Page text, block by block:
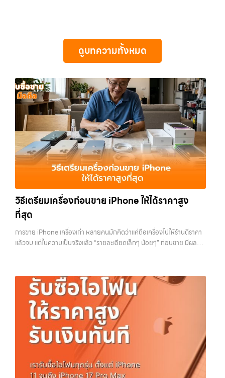
จ่ายเงินทันทีเมื่อตกลงซื้อขายสำเร็จ บริการของเราครอบคลุมทั้ง iPhone
สายใหม่-เก่า, Samsung ทุกรุ่น, iPad และแท็บเล็ตทุกแบรนด์ เรารับถึงแม้
จะอยู่ในสภาพใช้งานแล้ว ตกแต่งแล้ว หรือมีรอยบ้าง เพราะมูลค่าของเครื่อง
ไม่ได้ขึ้นอยู่แค่ยี่ห้อ แต่ขึ้นอยู่กับสภาพจริง ความครบชุด และความสะดวกใน
การขายของคุณ เราจึงตั้งใจให้บริการในเขต ลาดพร้าว, รัชดา, บางรัก,
แจ้งวัฒนะ, บางแค, วัชรพล, รามอินทรา, บางนา, บางพลี, เกษตรนวมินทร์,
เสนานิคม, วังหิน อย่างเต็มที่ ไม่ว่าคุณจะค้นหาคำว่า “รับซื้อมือถือใกล้ฉัน”,
“รับซื้อโทรศัพท์มือสองกรุงเทพ”, “ขาย iPad ได้ราคา”, “รับซื้อแท็บเล็ต
กรุงเทพถึงที่”, หรือ “รับซื้อ Samsung มือสอง ราคาสูง” — ที่นี่คือคำตอบ
เพราะบริการของเรามุ่งตรงให้คุณได้รับราคาและความสะดวกสบายที่เหนือ
กว่า เลือกเราแล้วคุณจะได้บริการที่คุณไว้วางใจ พร้อมทีมงานที่พร้อม
อำนวยความสะดวก นัดรับถึงที่ ตรวจสภาพอย่างมืออาชีพ และจ่ายเงินทันที
ทั้งหมดนี้เพื่อให้การขายอุปกรณ์ของคุณเป็นเรื่องง่ายขึ้น ดีกว่า รวดเร็วกว่า
และคุ้มค่ากว่า ทำไมต้องเลือกเรา ผู้เชี่ยวชาญด้านการให้บริการ รับซื้อมือถือ
iPhone, Samsung, ไอแพด แท็บเล็ตทุกยี่ห้อ ในราคาสูง พร้อมจ่ายเงิน
ทันที โดยเน้นบริการในพื้นที่ ลาดพร้าว, รัชดา, บางรัก, แจ้งวัฒนะ, บางแค,
วัชรพล, รามอินทรา, รวมถึง บางนา, บางพลี, เกษตรนวมินทร์, เสนานิคม,
วังหินไม่ว่าคุณจะต้องการ รับซื้อโทรศัพท์, รับซื้อแมคบุค, รับซื้อโน๊ตบุ๊ค, รับ
ซื้อแท็บเล็ต, หรือบริการอื่นๆ เกี่ยวกับสินค้าไอที กรุงเทพฯ – เราพร้อมให้
บริการครบวงจร บริการของเรา เราให้บริการแบบครบวงจรสำหรับลูกค้าที่
และพื้นที่ใกล้เคียง รับซื้อไอแพดเสนานิคม รับซื้อมือถือ หรือ รับซื้อแท็บเล็ต
ที่ให้ราคาเป็นธรรมและบริการรวดเร็ว บริการครอบคลุมทั่วกรุงเทพ และพื้นที่
ใกล้เคียง รับซื้อ iPhone… รับซื้อไอแพดเสนานิคม รับซื้อ iPhone ทุกรุ่น ให้
โฟน, รับซื้อไอแพด, รับซื้อมือถือ ยินดีต้อนรับสู่ “รับซื้อขายมือถือ.com”
เว็บไซต์ที่คุณไว้วางใจได้ สำหรับบริการ รับซื้อ มือถือ iPhone, Samsung,
iPad, แท็บเล็ต ทุกยี่ห้อ ให้ราคาสูง พร้อมจ่ายเงินทันที ครอบคลุมพื้นที่
ลาดพร้าว, รัชดา, บางรัก, แจ้งวัฒนะ, บางแค, วัชรพล, รามอินทรา และเขต
กรุงเทพฯ ใกล้ “ใกล้ ฉัน” ที่สุด ในยุคที่สมาร์ทโฟน แท็บเล็ต และอุปกรณ์ไอที
ใหม่ๆ เปลี่ยนรุ่นกันแทบทุกช่วงเวลา อุปกรณ์ที่คุณใช้แล้วอาจกลายเป็นของ
ที่ไม่ได้ใช้งานอยู่เฉยๆ เว็บไซต์ของเราจึงเกิดขึ้นเพื่อเป็นทางเลือกให้คุณ
สามารถเปลี่ยนอุปกรณ์ที่ไม่ใช้แล้วให้กลายเป็นเงินสดได้ทันที ด้วยบริการ รับ
ซื้อไอโฟน, รับซื้อไอแพด, รับซื้อมือถือ, รับซื้อโทรศัพท์, รับซื้อโน๊ตบุ๊ค, รับซื้อ
แท็บเล็ต, รับซื้อสินค้าไอทีกรุงเทพมหานคร อย่างครบวงจร ไม่ว่าคุณจะอยู่
โซนเมืองหรือเขตชานเมือง เรามีทีมงานพร้อมให้บริการถึงที่ในพื้นที่ “ใกล้
ฉัน” เพื่อความสะดวกและรวดเร็วที่สุด ที่ “รับซื้อขายมือถือ.com” เราเข้าใจดี
ว่าอุปกรณ์แต่ละชิ้นไม่ใช่แค่เครื่องใช้ไฟฟ้า แต่เป็นทรัพย์สินที่มีมูลค่า คุณอาจ
ต้องการเปลี่ยนรุ่น หรือต้องการเงินด่วน เราจึงมอบบริการประเมินสภาพ
เครื่อง ฟรี ปราบปรามความยุ่งยากทั้งหลาย โดยเน้น โปร่งใส มั่นใจได้ และ
จ่ายเงินทันทีเมื่อตกลงซื้อขายสำเร็จ บริการของเราครอบคลุมทั้ง iPhone
ไม่ได้ขึ้นอยู่แค่ยี่ห้อ แต่ขึ้นอยู่กับสภาพจริง ความครบชุด และความสะดวกใน
การขายของคุณ เราจึงตั้งใจให้บริการในเขต ลาดพร้าว, รัชดา, บางรัก,
แจ้งวัฒนะ, บางแค, วัชรพล, รามอินทรา, บางนา, บางพลี, เกษตรนวมินทร์,
เสนานิคม, วังหิน อย่างเต็มที่ ไม่ว่าคุณจะค้นหาคำว่า “รับซื้อมือถือใกล้ฉัน”,
“รับซื้อโทรศัพท์มือสองกรุงเทพ”, “ขาย iPad ได้ราคา”, “รับซื้อแท็บเล็ต
กรุงเทพถึงที่”, หรือ “รับซื้อ Samsung มือสอง ราคาสูง” — ที่นี่คือคำตอบ
เพราะบริการของเรามุ่งตรงให้คุณได้รับราคาและความสะดวกสบายที่เหนือ
กว่า เลือกเราแล้วคุณจะได้บริการที่คุณไว้วางใจ พร้อมทีมงานที่พร้อม
อำนวยความสะดวก นัดรับถึงที่ ตรวจสภาพอย่างมืออาชีพ และจ่ายเงินทันที
ทั้งหมดนี้เพื่อให้การขายอุปกรณ์ของคุณเป็นเรื่องง่ายขึ้น ดีกว่า รวดเร็วกว่า
ดูบทความทั้งหมด
วิธีเตรียมเครื่องก่อนขาย iPhone ให้ได้ราคาสูง
ที่สุด
การขาย iPhone เครื่องเก่า หลายคนมักคิดว่าแค่ถือเครื่องไปให้ร้านตีราคา
แล้วจบ แต่ในความเป็นจริงแล้ว “รายละเอียดเล็กๆ น้อยๆ” ก่อนขาย มีผลต่อ
เครื่องก่อนขาย บทความนี้จะพาไปดูวิธีเตรียม iPhone แบบครบทุกขั้นตอน
ตั้งแต่เรื่องพื้นฐานไปจนถึงเทคนิคที่ช่วยเพิ่มมูลค่าเครื่องแบบที่หลายคนมอง
ข้าม หากทำครบทุกข้อ โอกาสที่จะได้ราคาดีขึ้นมีสูงอย่างชัดเจน ทำไมการเต
รียมเครื่องถึงสำคัญ ก่อนจะไปดูวิธี เราต้องเข้าใจก่อนว่าทำไมร้านรับซื้อถึง
ให้ความสำคัญกับรายละเอียดเหล่านี้ สำหรับร้านหรือผู้รับซื้อ iPhone สิ่งที่
เขามองคือ “ความพร้อมในการขายต่อ” หากเครื่องที่รับมาสามารถนำไปขาย
ต่อได้ทันทีโดยไม่ต้องเสียเวลาแก้ไข ไม่ต้องลบข้อมูล ไม่ต้องซ่อมเพิ่ม ความ
เสี่ยงก็จะต่ำลง และนั่นทำให้เขากล้ารับในราคาที่สูงขึ้น ในทางกลับกัน ถ้า
เครื่องยังมีข้อมูลค้างอยู่ ติด iCloud หรือสภาพดูไม่เรียบร้อย ร้านจะต้อง
เสียเวลาและต้นทุนเพิ่ม สิ่งเหล่านี้จะถูกนำไปหักออกจากราคาที่เสนอให้กับ